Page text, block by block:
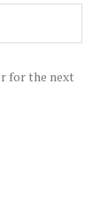
for the next